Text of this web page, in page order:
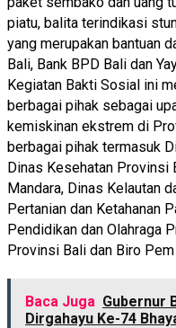
piatu, balita terindikasi
yang merupakan bantuan
Bali, Bank BPD Bali dan
Kegiatan Bakti Sosial ini
berbagai pihak sebagai
kemiskinan ekstrem di
berbagai pihak termasuk
Dinas Kesehatan Provinsi
Mandara, Dinas Kelautan
Pertanian dan Ketahanan
Pendidikan dan Olahraga
Provinsi Bali dan Biro
Baca Juga Gubernur
Dirgahayu Ke-74